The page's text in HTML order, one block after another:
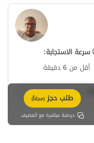
سرعة الاستجابة:
أقل من 6 دقيقة
طلب حجز (مجاناً)
دردشة مباشرة مع المضيف